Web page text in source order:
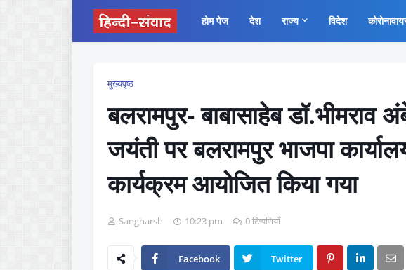
होम पेज देश राज्य विदेश
मुख्यपृष्ठ
बलरामपुर- बाबासाहेब डॉ.भीमराव
जयंती पर बलरामपुर भाजपा
कार्यक्रम आयोजित किया गया
Sangharsh 10:23 pm 0 टिप्पणियाँ
Facebook Twitter